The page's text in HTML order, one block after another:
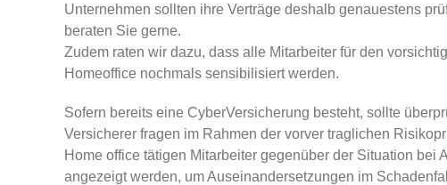
Unternehmen sollten ihre Verträge deshalb genauestens
beraten Sie gerne.
Zudem raten wir dazu, dass alle Mitarbeiter für den
Homeoffice nochmals sensibilisiert werden.
Sofern bereits eine Cyber­Versicherung besteht, sollte
Versicherer fragen im Rahmen der vorver­ traglichen
Home­ office tätigen Mitarbeiter gegenüber der Situation
angezeigt werden, um Auseinandersetzungen im